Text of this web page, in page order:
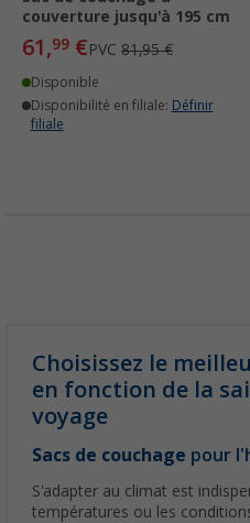
couverture jusqu'à 195 cm
61,99 €PVC 81,95 €
Disponible
Disponibilité en filiale: Définir
filiale
Choisissez le
en fonction de la
voyage
Sacs de couchage pour
S'adapter au climat est
températures ou les